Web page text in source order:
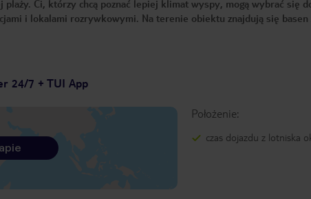
Ci, którzy chcą poznać lepiej klimat wyspy, mogą wybrać się
i lokalami rozrywkowymi. Na terenie obiektu znajdują się basen
24/7 + TUI App
Położenie:
czas dojazdu z lotniska